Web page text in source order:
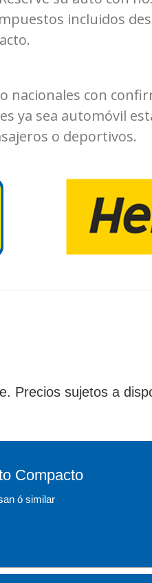
incluidos
nacionales con
ya sea automóvil
o deportivos.
Precios sujetos a
Compacto
ó similar